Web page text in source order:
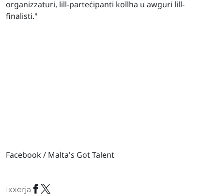
organizzaturi, lill-parteċipanti kollha u awguri lill-
finalisti."
Facebook / Malta's Got Talent
Ixxerja